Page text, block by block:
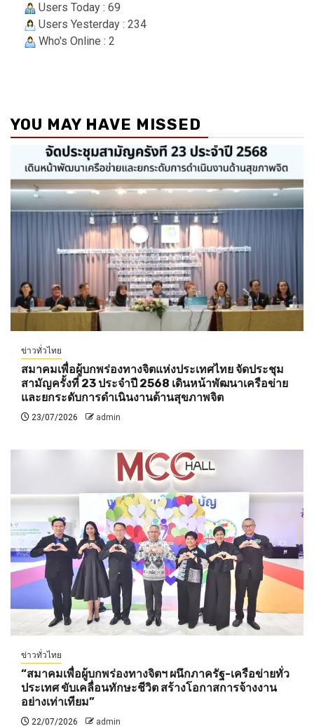
Users Today : 69
Users Yesterday : 234
Who's Online : 2
YOU MAY HAVE MISSED
ข่าวทั่วไทย
สมาคมเพื่อผู้บกพร่องทางจิตแห่งประเทศไทย จัดประชุม
สามัญครั้งที่ 23 ประจำปี 2568 เดินหน้าพัฒนาเครือข่าย
และยกระดับการดำเนินงานด้านสุขภาพจิต
23/07/2026 admin
ข่าวทั่วไทย
“สมาคมเพื่อผู้บกพร่องทางจิตฯ ผนึกภาครัฐ-เครือข่ายทั่ว
ประเทศ ขับเคลื่อนทักษะชีวิต สร้างโอกาสการจ้างงาน
อย่างเท่าเทียม”
22/07/2026 admin